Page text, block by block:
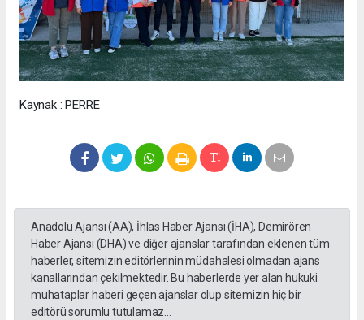
Kaynak : PERRE
Anadolu Ajansı (AA), İhlas Haber Ajansı (İHA), Demirören
Haber Ajansı (DHA) ve diğer ajanslar tarafından eklenen tüm
haberler, sitemizin editörlerinin müdahalesi olmadan ajans
kanallarından çekilmektedir. Bu haberlerde yer alan hukuki
muhataplar haberi geçen ajanslar olup sitemizin hiç bir
editörü sorumlu tutulamaz...